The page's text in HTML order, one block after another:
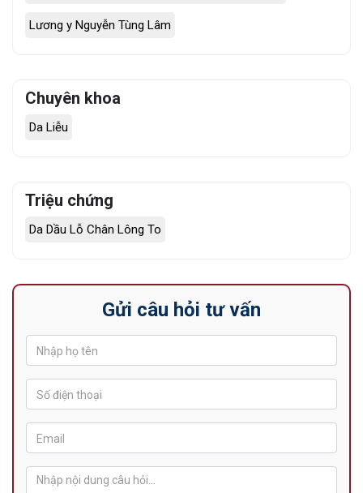
Lương y Nguyễn Tùng Lâm
Chuyên khoa
Da Liễu
Triệu chứng
Da Dầu Lỗ Chân Lông To
Gửi câu hỏi tư vấn